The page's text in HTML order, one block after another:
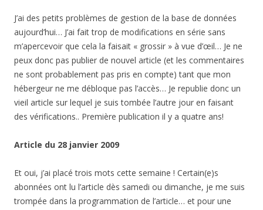
J’ai des petits problèmes de gestion de la base de données
aujourd’hui… J’ai fait trop de modifications en série sans
m’apercevoir que cela la faisait « grossir » à vue d’œil… Je ne
peux donc pas publier de nouvel article (et les commentaires
ne sont probablement pas pris en compte) tant que mon
hébergeur ne me débloque pas l’accès… Je republie donc un
vieil article sur lequel je suis tombée l’autre jour en faisant
des vérifications.. Première publication il y a quatre ans!
Article du 28 janvier 2009
Et oui, j’ai placé trois mots cette semaine ! Certain(e)s
abonnées ont lu l’article dès samedi ou dimanche, je me suis
trompée dans la programmation de l’article… et pour une